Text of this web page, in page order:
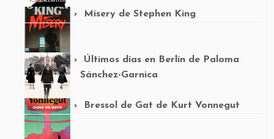
Misery de Stephen King
Últimos días en Berlín de Paloma
Sánchez-Garnica
Bressol de Gat de Kurt Vonnegut